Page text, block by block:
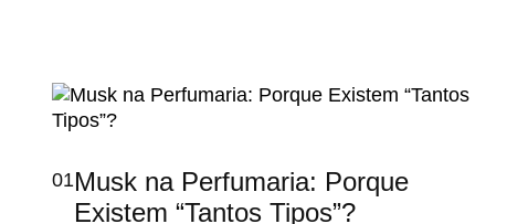
01Musk na Perfumaria: Porque
Existem “Tantos Tipos”?